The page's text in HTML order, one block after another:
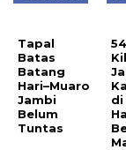
Tapal
Batas
Batang
Hari–Muaro
Jambi
Belum
Tuntas
di